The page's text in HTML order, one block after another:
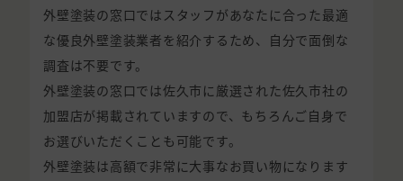
外壁塗装の窓口ではスタッフがあなたに合った最適
な優良外壁塗装業者を紹介するため、自分で面倒な
調査は不要です。
外壁塗装の窓口では佐久市に厳選された佐久市社の
加盟店が掲載されていますので、もちろんご自身で
お選びいただくことも可能です。
外壁塗装は高額で非常に大事なお買い物になります